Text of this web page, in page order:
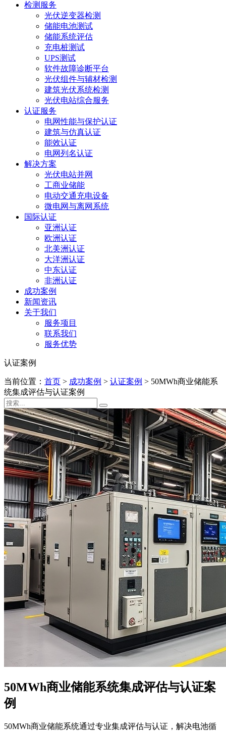
检测服务
光伏逆变器检测
储能电池测试
储能系统评估
充电桩测试
UPS测试
软件故障诊断平台
光伏组件与辅材检测
建筑光伏系统检测
光伏电站综合服务
认证服务
电网性能与保护认证
建筑与仿真认证
能效认证
电网列名认证
解决方案
光伏电站并网
工商业储能
电动交通充电设备
微电网与离网系统
国际认证
亚洲认证
欧洲认证
北美洲认证
大洋洲认证
中东认证
非洲认证
成功案例
新闻资讯
关于我们
服务项目
联系我们
服务优势
认证案例
当前位置： 首页 > 成功案例 > 认证案例 > 50MWh商业储能系
统集成评估与认证案例
50MWh商业储能系统集成评估与认证案
例
50MWh商业储能系统通过专业集成评估与认证，解决电池循